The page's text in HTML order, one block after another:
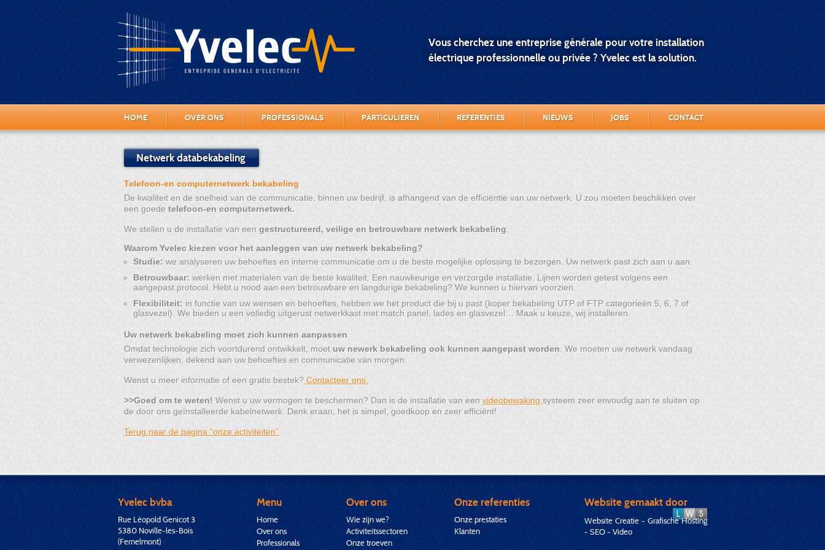
Vous cherchez une entreprise générale pour votre installation
électrique professionnelle ou privée ? Yvelec est la solution.
HOME OVER ONS PROFESSIONALS PARTICULIEREN REFERENTIES NIEUWS JOBS CONTACT
Netwerk databekabeling
Telefoon-en computernetwerk bekabeling
De kwaliteit en de snelheid van de communicatie, binnen uw bedrijf, is afhangend van de efficiëntie van uw netwerk. U zou moeten beschikken over
een goede telefoon-en computernetwerk.
We stellen u de installatie van een gestructureerd, veilige en betrouwbare netwerk bekabeling
Waarom Yvelec kiezen voor het aanleggen van uw netwerk bekabeling?
Studie: we analyseren uw behoeftes en interne communicatie om u de beste mogelijke oplossing te bezorgen. Uw netwerk past zich aan u aan.
Betrouwbaar: werken met materialen van de beste kwaliteit. Een nauwkeurige en verzorgde installatie. Lijnen worden getest volgens een
aangepast protocol. Hebt u nood aan een betrouwbare en langdurige bekabeling? We kunnen u hiervan voorzien.
Flexibiliteit: in functie van uw wensen en behoeftes, hebben we het product die bij u past (koper bekabeling UTP of FTP categorieën 5, 6, 7 of
glasvezel). We bieden u een volledig uitgerust netwerkkast met match panel, lades en glasvezel… Maak u keuze, wij installeren.
Uw netwerk bekabeling moet zich kunnen aanpassen
Omdat technologie zich voortdurend ontwikkelt, moet uw newerk bekabeling ook kunnen aangepast worden . We moeten uw netwerk vandaag
verwezenlijken, dekend aan uw behoeftes en communicatie van morgen.
Wenst u meer informatie of een gratis bestek? Contacteer ons.
>>Goed om te weten! Wenst u uw vermogen te beschermen? Dan is de installatie van een videobewaking systeem zeer envoudig aan te sluiten op
de door ons geïnstalleerde kabelnetwerk. Denk eraan, het is simpel, goedkoop en zeer efficiënt!
Terug naar de pagina “onze activiteiten”
Yvelec bvba
Rue Léopold Genicot 3
5380 Noville-les-Bois
(Fernelmont)
Menu
Home
Over ons
Professionals
Over ons
Wie zijn we?
Activiteitssectoren
Onze troeven
Onze referenties
Onze prestaties
Klanten
Website gemaakt door
Website Creatie - Grafische Hosting
- SEO - Video